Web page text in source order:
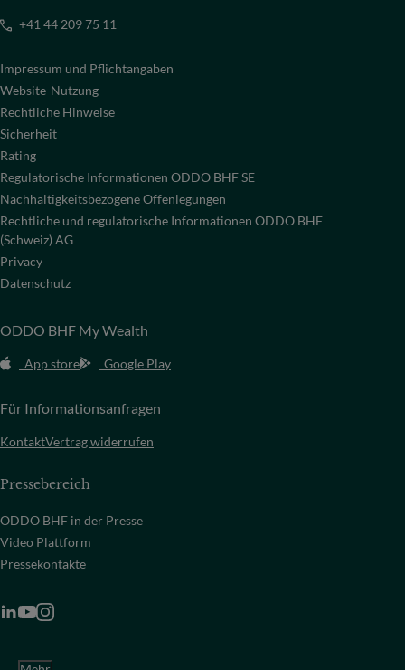
+41 44 209 75 11
Impressum und Pflichtangaben
Website-Nutzung
Rechtliche Hinweise
Sicherheit
Rating
Regulatorische Informationen ODDO BHF SE
Nachhaltigkeitsbezogene Offenlegungen
Rechtliche und regulatorische Informationen ODDO BHF
(Schweiz) AG
Privacy
Datenschutz
ODDO BHF My Wealth
App store Google Play
Für Informationsanfragen
KontaktVertrag widerrufen
Pressebereich
ODDO BHF in der Presse
Video Plattform
Pressekontakte